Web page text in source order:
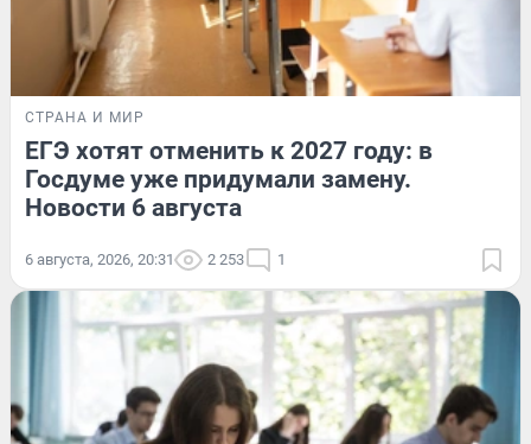
СТРАНА И МИР
ЕГЭ хотят отменить к 2027 году: в
Госдуме уже придумали замену.
Новости 6 августа
6 августа, 2026, 20:31 2 253 1